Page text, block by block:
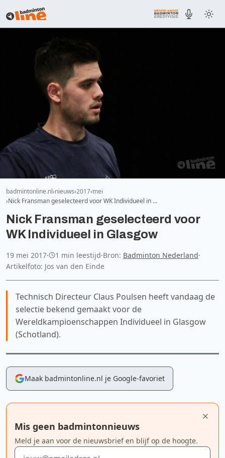
badmintonline.nl nieuws 2017 mei
Nick Fransman geselecteerd voor WK Individueel in …
Nick Fransman geselecteerd voor
WK Individueel in Glasgow
19 mei 2017· 1 min leestijd·Bron: Badminton Nederland·
Artikelfoto: Jos van den Einde
Technisch Directeur Claus Poulsen heeft vandaag de
selectie bekend gemaakt voor de
Wereldkampioenschappen Individueel in Glasgow
(Schotland).
Maak badmintonline.nl je Google-favoriet
Mis geen badmintonnieuws
Meld je aan voor de nieuwsbrief en blijf op de hoogte.
E-mailadres